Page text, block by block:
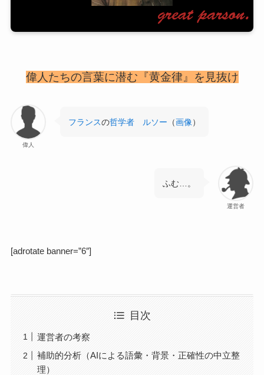
偉人たちの言葉に潜む『黄金律』を見抜け
偉人
フランスの哲学者 ルソー （画像）
運営者
ふむ…。
[adrotate banner=”6″]
目次
運営者の考察
補助的分析（AIによる語彙・背景・正確性の中立整
理）